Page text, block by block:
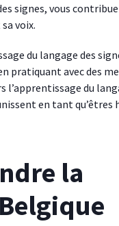
signes, vous
voix.
du langage des
pratiquant avec des
l’apprentissage du
en tant qu’êtres
la